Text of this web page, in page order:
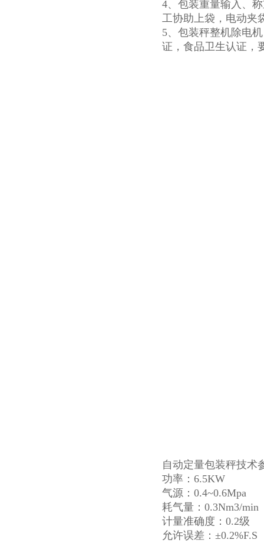
4、包装重量输入、
工协助上袋，电动夹
5、包装秤整机除电
证，食品卫生认证，
自动定量包装秤技术
功率：6.5KW
气源：0.4~0.6Mpa
耗气量：0.3Nm3/min
计量准确度：0.2级
允许误差：±0.2%F.S